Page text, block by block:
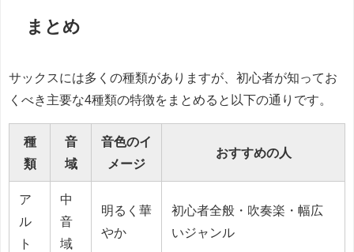
まとめ
サックスには多くの種類がありますが、初心者が知ってお
くべき主要な4種類の特徴をまとめると以下の通りです。
種
類
音
域
音色のイ
メージ
おすすめの人
ア
ル
ト
中
音
域
明るく華
やか
初心者全般・吹奏楽・幅広
いジャンル